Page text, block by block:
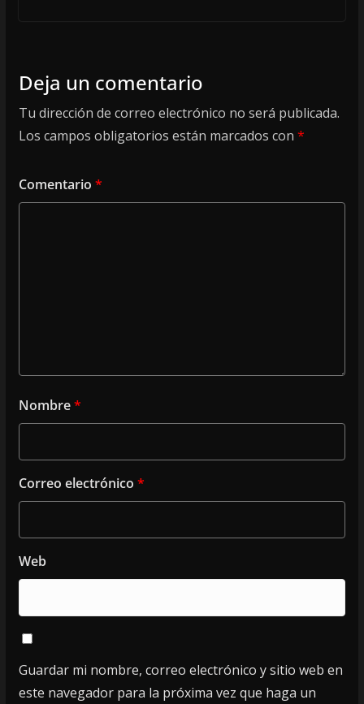
Deja un comentario
Tu dirección de correo electrónico no será publicada.
Los campos obligatorios están marcados con *
Comentario *
Nombre*
Correo electrónico *
Web
Guardar mi nombre, correo electrónico y sitio web en
este navegador para la próxima vez que haga un